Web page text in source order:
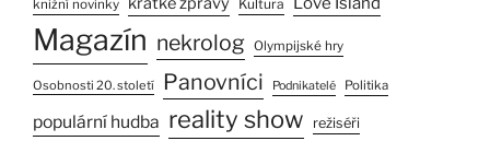
knižní novinky Kultura
Magazín nekrolog Olympijské hry
Osobnosti 20. století Panovníci Podnikatelé Politika
populární hudba reality show režiséři